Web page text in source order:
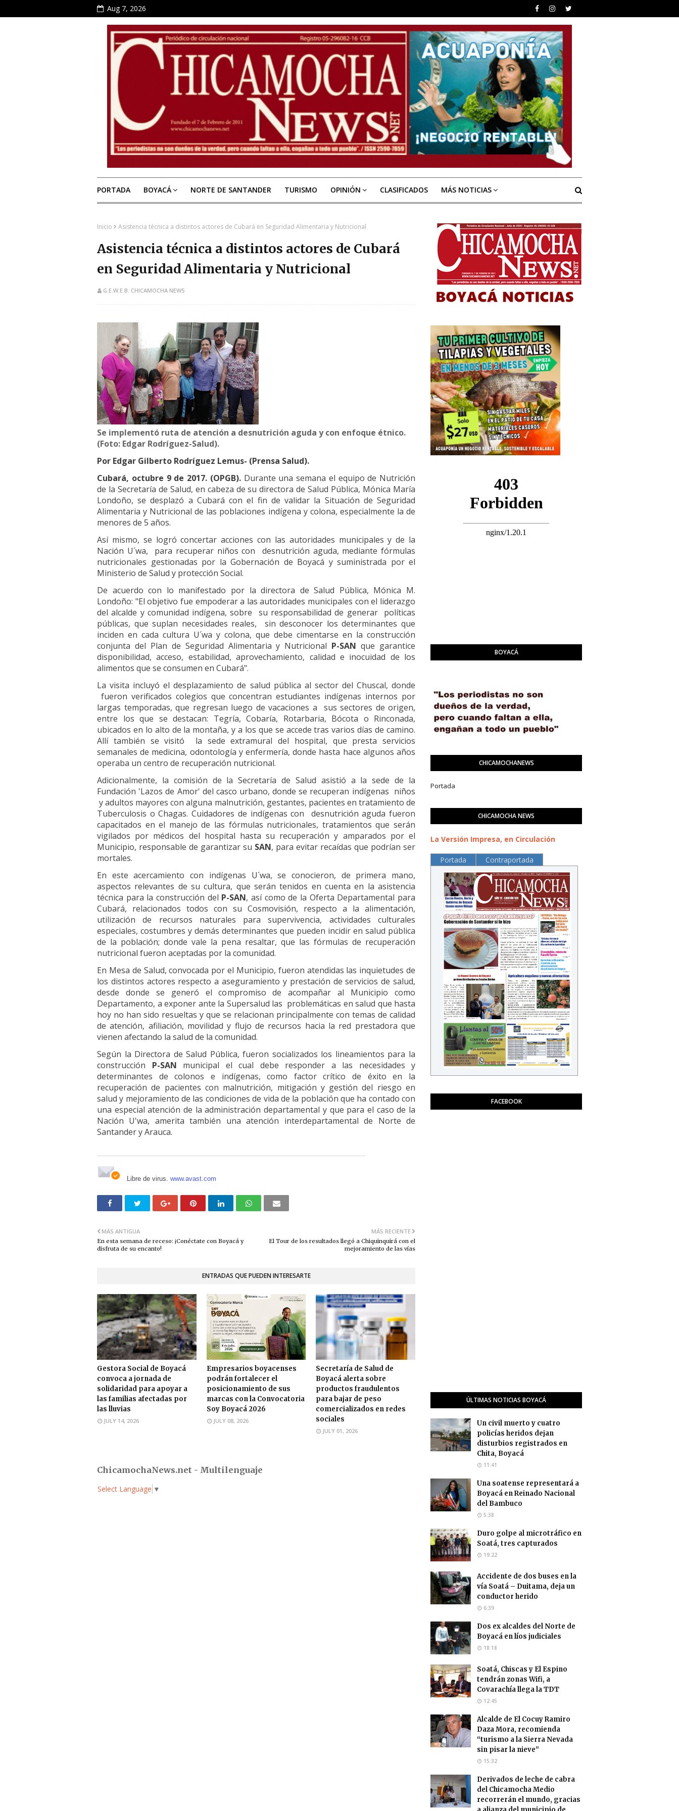
Aug 7, 2026
PORTADA BOYACÁ NORTE DE SANTANDER TURISMO OPINIÓN CLASIFICADOS MÁS NOTICIAS
Inicio Asistencia técnica a distintos actores de Cubará en Seguridad Alimentaria y Nutricional
Asistencia técnica a distintos actores de Cubará
en Seguridad Alimentaria y Nutricional
G.E.W.E.B. CHICAMOCHA NEWS
Se implementó ruta de atención a desnutrición aguda y con enfoque étnico.
(Foto: Edgar Rodríguez-Salud).
Por Edgar Gilberto Rodríguez Lemus- (Prensa Salud).
Cubará, octubre 9 de 2017. (OPGB).Durante una semana el equipo de Nutrición
de la Secretaría de Salud, en cabeza de su directora de Salud Pública, Mónica María
Londoño, se desplazó a Cubará con el fin de validar la Situación de Seguridad
Alimentaria y Nutricional de las poblaciones indígena y colona, especialmente la de
menores de 5 años.
Así mismo, se logró concertar acciones con las autoridades municipales y de la
Nación U´wa, para recuperar niños con desnutrición aguda, mediante fórmulas
nutricionales gestionadas por la Gobernación de Boyacá y suministrada por el
Ministerio de Salud y protección Social.
De acuerdo con lo manifestado por la directora de Salud Pública, Mónica M.
Londoño: "El objetivo fue empoderar a las autoridades municipales con el liderazgo
del alcalde y comunidad indígena, sobre su responsabilidad de generar políticas
públicas, que suplan necesidades reales, sin desconocer los determinantes que
inciden en cada cultura U´wa y colona, que debe cimentarse en la construcción
conjunta del Plan de Seguridad Alimentaria y Nutricional P-SAN que garantice
disponibilidad, acceso, estabilidad, aprovechamiento, calidad e inocuidad de los
alimentos que se consumen en Cubará".
La visita incluyó el desplazamiento de salud pública al sector del Chuscal, donde
fueron verificados colegios que concentran estudiantes indígenas internos por
largas temporadas, que regresan luego de vacaciones a sus sectores de origen,
entre los que se destacan: Tegría, Cobaría, Rotarbaria, Bócota o Rinconada,
ubicados en lo alto de la montaña, y a los que se accede tras varios días de camino.
Allí también se visitó la sede extramural del hospital, que presta servicios
semanales de medicina, odontología y enfermería, donde hasta hace algunos años
operaba un centro de recuperación nutricional.
Adicionalmente, la comisión de la Secretaría de Salud asistió a la sede de la
Fundación 'Lazos de Amor' del casco urbano, donde se recuperan indígenas niños
y adultos mayores con alguna malnutrición, gestantes, pacientes en tratamiento de
Tuberculosis o Chagas. Cuidadores de indígenas con desnutrición aguda fueron
capacitados en el manejo de las fórmulas nutricionales, tratamientos que serán
vigilados por médicos del hospital hasta su recuperación y amparados por el
Municipio, responsable de garantizar su SAN, para evitar recaídas que podrían ser
mortales.
En este acercamiento con indígenas U´wa, se conocieron, de primera mano,
aspectos relevantes de su cultura, que serán tenidos en cuenta en la asistencia
técnica para la construcción del P-SAN, así como de la Oferta Departamental para
Cubará, relacionados todos con su Cosmovisión, respecto a la alimentación,
utilización de recursos naturales para supervivencia, actividades culturales
especiales, costumbres y demás determinantes que pueden incidir en salud pública
de la población; donde vale la pena resaltar, que las fórmulas de recuperación
nutricional fueron aceptadas por la comunidad.
En Mesa de Salud, convocada por el Municipio, fueron atendidas las inquietudes de
los distintos actores respecto a aseguramiento y prestación de servicios de salud,
desde donde se generó el compromiso de acompañar al Municipio como
Departamento, a exponer ante la Supersalud las problemáticas en salud que hasta
hoy no han sido resueltas y que se relacionan principalmente con temas de calidad
de atención, afiliación, movilidad y flujo de recursos hacia la red prestadora que
vienen afectando la salud de la comunidad.
Según la Directora de Salud Pública, fueron socializados los lineamientos para la
construcción P-SAN municipal el cual debe responder a las necesidades y
determinantes de colonos e indígenas, como factor crítico de éxito en la
recuperación de pacientes con malnutrición, mitigación y gestión del riesgo en
salud y mejoramiento de las condiciones de vida de la población que ha contado con
una especial atención de la administración departamental y que para el caso de la
Nación U'wa, amerita también una atención interdepartamental de Norte de
Santander y Arauca.
Libre de virus. www.avast.com
MÁS RECIENTE
El Tour de los resultados llegó a Chiquinquirá con el
mejoramiento de las vías
MÁS ANTIGUA
En esta semana de receso: ¡Conéctate con Boyacá y
disfruta de su encanto!
ENTRADAS QUE PUEDEN INTERESARTE
Gestora Social de Boyacá
convoca a jornada de
solidaridad para apoyar a
las familias afectadas por
las lluvias
JULY 14, 2026
Empresarios boyacenses
podrán fortalecer el
posicionamiento de sus
marcas con la Convocatoria
Soy Boyacá 2026
JULY 08, 2026
Secretaría de Salud de
Boyacá alerta sobre
productos fraudulentos
para bajar de peso
comercializados en redes
sociales
JULY 01, 2026
ChicamochaNews.net - Multilenguaje
Select Language ▼
BOYACÁ
CHICAMOCHANEWS
Portada
CHICAMOCHA NEWS
La Versión Impresa, en Circulación
Portada Contraportada
FACEBOOK
ÚLTIMAS NOTICIAS BOYACÁ
Un civil muerto y cuatro
policías heridos dejan
disturbios registrados en
Chita, Boyacá
11:41
Una soatense representará a
Boyacá en Reinado Nacional
del Bambuco
5:38
Duro golpe al microtráfico en
Soatá, tres capturados
19:22
Accidente de dos buses en la
vía Soatá – Duitama, deja un
conductor herido
6:39
Dos ex alcaldes del Norte de
Boyacá en líos judiciales
18:18
Soatá, Chiscas y El Espino
tendrán zonas Wifi, a
Covarachía llega la TDT
12:45
Alcalde de El Cocuy Ramiro
Daza Mora, recomienda
“turismo a la Sierra Nevada
sin pisar la nieve”
15:32
Derivados de leche de cabra
del Chicamocha Medio
recorrerán el mundo, gracias